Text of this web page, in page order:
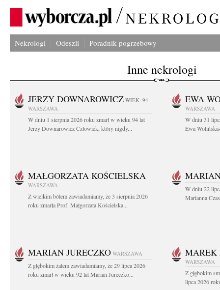
Nekrologi Odeszli Poradnik pogrzebowy
Inne nekrologi
JERZY DOWNAROWICZ WIEK: 94
WARSZAWA
W dniu 1 sierpnia 2026 roku zmarł w wieku 94 lat
Jerzy Downarowicz Człowiek, który nigdy...
EWA
WARSZAWA
W dniu 31
Ewa
MAŁGORZATA KOŚCIELSKA
WARSZAWA
Z wielkim bólem zawiadamiamy, że 3 sierpnia 2026
roku zmarła Prof. Małgorzata Kościelska...
W dniu 22
Marianna
MARIAN JURECZKO WARSZAWA
Z głębokim żalem zawiadamiamy, że 29 lipca 2026
roku zmarł w wieku 92 lat Marian Jureczko...
MAREK
WARSZAWA
Z głębokim
lipca 2026